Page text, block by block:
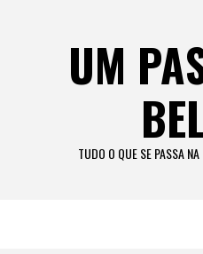
UM
TUDO O QUE SE PASSA